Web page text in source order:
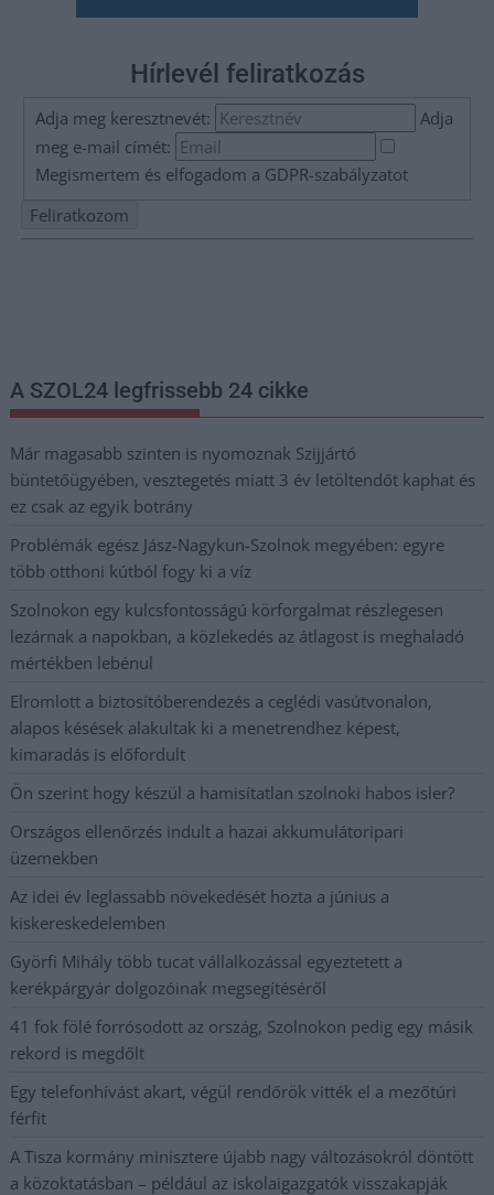
Hírlevél feliratkozás
Adja meg keresztnevét:
Adja
meg e-mail címét:
Megismertem és elfogadom a GDPR-szabályzatot
A SZOL24 legfrissebb 24 cikke
Már magasabb szinten is nyomoznak Szijjártó
büntetőügyében, vesztegetés miatt 3 év letöltendőt kaphat és
ez csak az egyik botrány
Problémák egész Jász-Nagykun-Szolnok megyében: egyre
több otthoni kútból fogy ki a víz
Szolnokon egy kulcsfontosságú körforgalmat részlegesen
lezárnak a napokban, a közlekedés az átlagost is meghaladó
mértékben lebénul
Elromlott a biztosítóberendezés a ceglédi vasútvonalon,
alapos késések alakultak ki a menetrendhez képest,
kimaradás is előfordult
Ön szerint hogy készül a hamisítatlan szolnoki habos isler?
Országos ellenőrzés indult a hazai akkumulátoripari
üzemekben
Az idei év leglassabb növekedését hozta a június a
kiskereskedelemben
Györfi Mihály több tucat vállalkozással egyeztetett a
kerékpárgyár dolgozóinak megsegítéséről
41 fok fölé forrósodott az ország, Szolnokon pedig egy másik
rekord is megdőlt
Egy telefonhívást akart, végül rendőrök vitték el a mezőtúri
férfit
A Tisza kormány minisztere újabb nagy változásokról döntött
a közoktatásban – például az iskolaigazgatók visszakapják